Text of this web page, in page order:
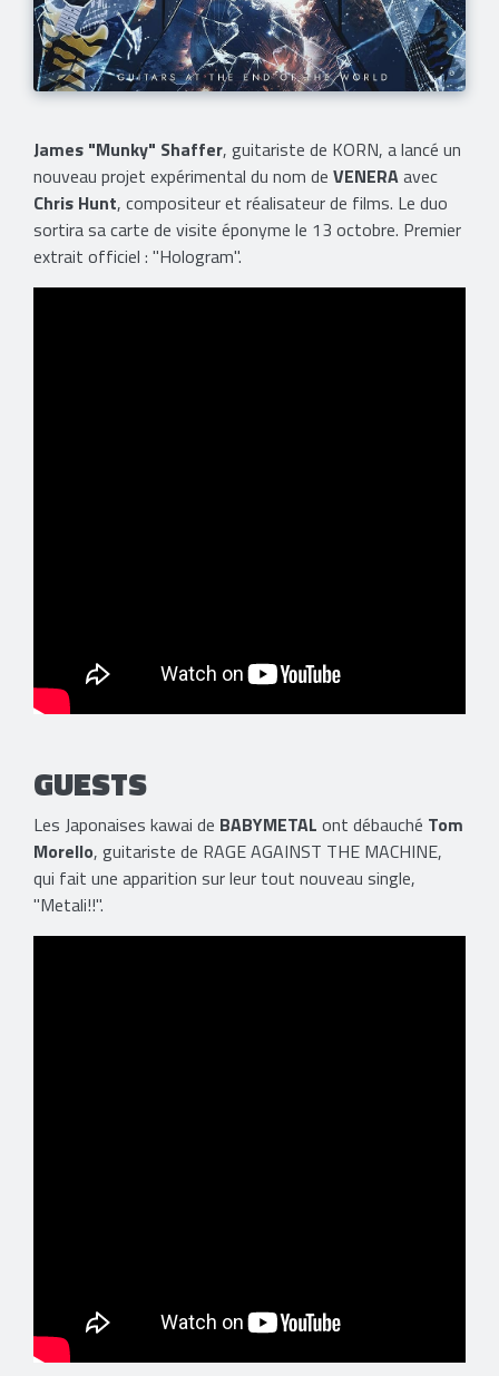
James "Munky" Shaffer, guitariste de KORN, a lancé un
nouveau projet expérimental du nom de VENERAavec
Chris Hunt, compositeur et réalisateur de films. Le duo
sortira sa carte de visite éponyme le 13 octobre. Premier
extrait officiel : "Hologram".
GUESTS
Les Japonaises kawai de BABYMETAL ont débauché Tom
Morello, guitariste de RAGE AGAINST THE MACHINE,
qui fait une apparition sur leur tout nouveau single,
"Metali!!".